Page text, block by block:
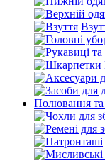
Полювання та